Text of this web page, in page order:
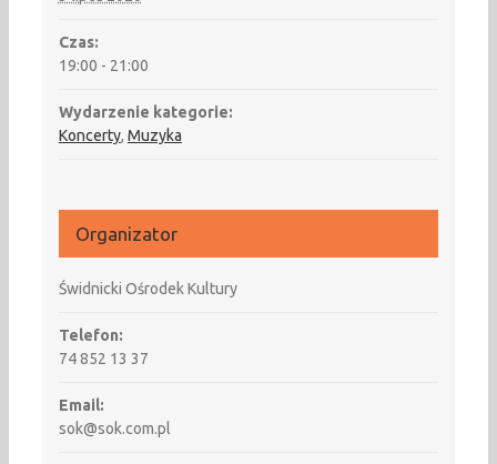
Czas:
19:00 - 21:00
Wydarzenie kategorie:
Koncerty, Muzyka
Organizator
Świdnicki Ośrodek Kultury
Telefon:
74 852 13 37
Email:
sok@sok.com.pl